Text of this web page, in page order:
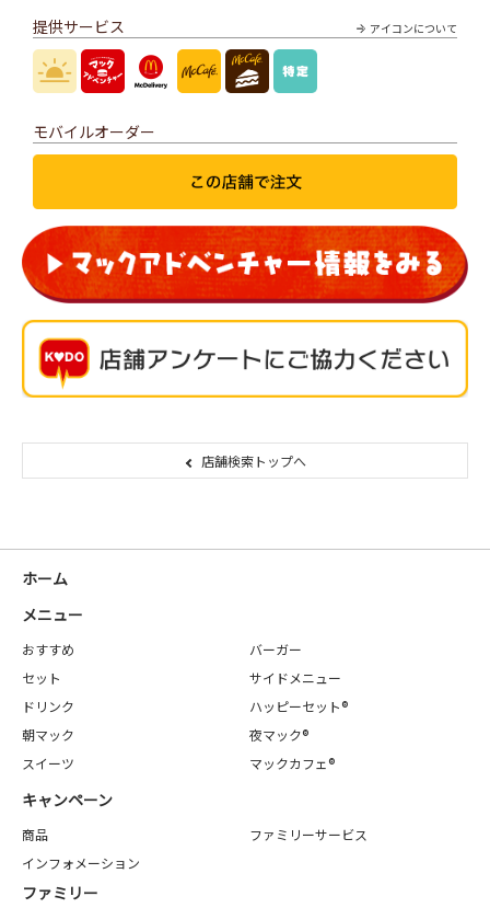
アイコンについて
提供サービス
モバイルオーダー
店舗検索トップへ
ホーム
メニュー
おすすめ
バーガー
セット
サイドメニュー
ドリンク
ハッピーセット®
朝マック
夜マック®
スイーツ
マックカフェ®
キャンペーン
商品
ファミリーサービス
インフォメーション
ファミリー